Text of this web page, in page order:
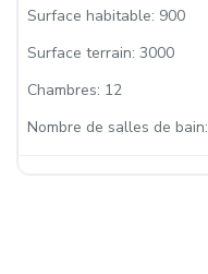
Surface habitable: 900
Surface terrain: 3000
Chambres: 12
Nombre de salles de bain: